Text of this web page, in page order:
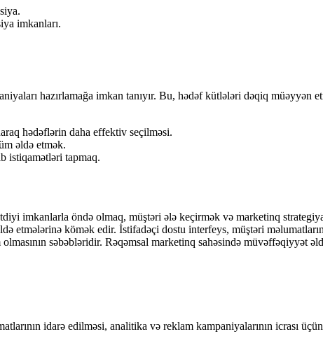
imkanları.
hazırlamağa imkan tanıyır. Bu, hədəf kütlələri dəqiq müəyyən
hədəflərin daha effektiv seçilməsi.
əldə etmək.
istiqamətləri tapmaq.
imkanlarla öndə olmaq, müştəri ələ keçirmək və marketinq
etmələrinə kömək edir. İstifadəçi dostu interfeys, müştəri
səbəbləridir. Rəqəmsal marketinq sahəsində müvəffəqiyyət
idarə edilməsi, analitika və reklam kampaniyalarının icrası